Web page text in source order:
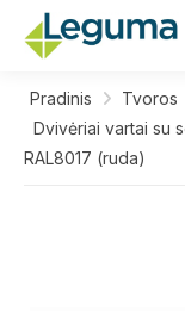
Pradinis Tvoros
Dvivėriai vartai su
RAL8017 (ruda)